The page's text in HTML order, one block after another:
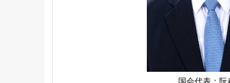
国会代表：阮